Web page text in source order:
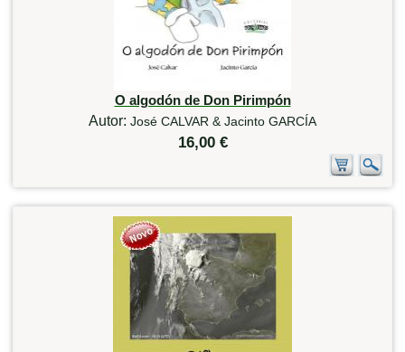
O algodón de Don Pirimpón
Autor: José CALVAR & Jacinto GARCÍA
16,00 €